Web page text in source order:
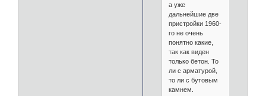
а уже
дальнейшие две
пристройки 1960-
го не очень
понятно какие,
так как виден
только бетон. То
ли с арматурой,
то ли с бутовым
камнем.